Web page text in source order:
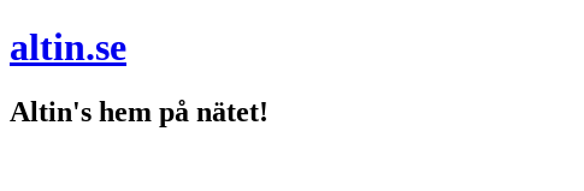
altin.se
Altin's hem på nätet!